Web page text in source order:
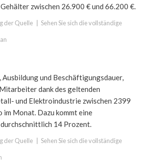
zwischen 26.900 € und 66.200 €.
der Quelle Sehen Sie sich die vollständige
Ausbildung und Beschäftigungsdauer,
dank des geltenden
und Elektroindustrie zwischen 2399
Monat. Dazu kommt eine
14 Prozent.
der Quelle Sehen Sie sich die vollständige